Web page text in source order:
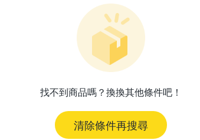
找不到商品嗎？換換其他條件吧！
清除條件再搜尋